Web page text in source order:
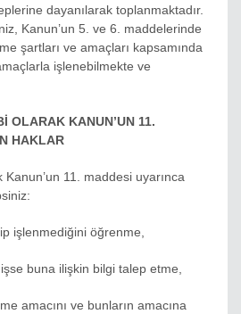
dayanılarak toplanmaktadır.
Kanun’un 5. ve 6. maddelerinde
şartları ve amaçları kapsamında
işlenebilmekte ve
OLARAK KANUN’UN 11.
HAKLAR
11. maddesi uyarınca
işlenmediğini öğrenme,
buna ilişkin bilgi talep etme,
amacını ve bunların amacına